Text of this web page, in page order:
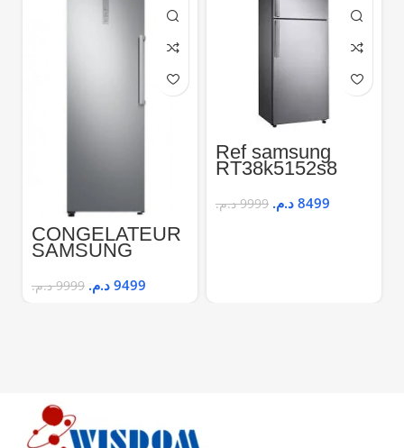
CONGELATEUR
SAMSUNG
9999 د.م. 9499 د.م.
Ref samsung
RT38k5152s8
9999 د.م. 8499 د.م.